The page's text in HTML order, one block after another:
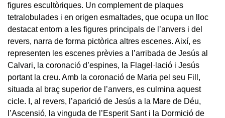
figures escultòriques. Un complement de plaques
tetralobulades i en origen esmaltades, que ocupa un lloc
destacat entorn a les figures principals de l’anvers i del
revers, narra de forma pictòrica altres escenes. Així, es
representen les escenes prèvies a l’arribada de Jesús al
Calvari, la coronació d’espines, la Flagel·lació i Jesús
portant la creu. Amb la coronació de Maria pel seu Fill,
situada al braç superior de l’anvers, es culmina aquest
cicle. I, al revers, l’aparició de Jesús a la Mare de Déu,
l’Ascensió, la vinguda de l’Esperit Sant i la Dormició de